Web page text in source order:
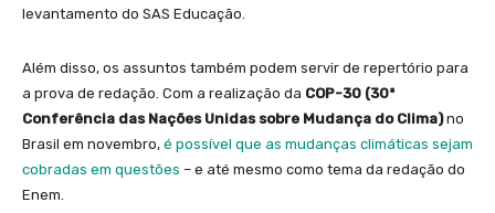
levantamento do SAS Educação.
Além disso, os assuntos também podem servir de repertório para
a prova de redação. Com a realização da COP-30 (30ª
Conferência das Nações Unidas sobre Mudança do Clima)no
Brasil em novembro, é possível que as mudanças climáticas sejam
cobradas em questões – e até mesmo como tema da redação do
Enem.